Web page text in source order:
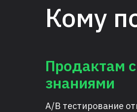
Кому
Продактам
знаниями
A/B тестирование